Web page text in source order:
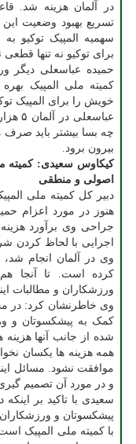
در آلمان هزینه شد.
تسریع بهبود وضعیت
سهمیه المپیک توکیو
برای توکیو نه تنها
حمیده عباسعلی دیگر
کمیته ملی المپیک
خویش را برای المپیک
چه بسا بیشتر باید صرف
بیرون برود.
کیکاوس سعیدی: کمیته
اصولی و منطقی
دبیر کل کمیته ملی
هنوز در مورد اعزام
جراحی وی برآورد
اجرایی با لحاظ کردن
وی در آلمان انجام شد،
کرده است. تا آنجا
ورزشکاران و مطالبات
وی خاطرنشان کرد: در
کمک به پیشکسوتان و
شده از جانب آنها
همه هزینه ها یکسان
موافقت نشود. مسائل
و در مورد آن تصمیم
سعیدی با تاکید بر
پیشکسوتان و
با کمیته ملی المپیک